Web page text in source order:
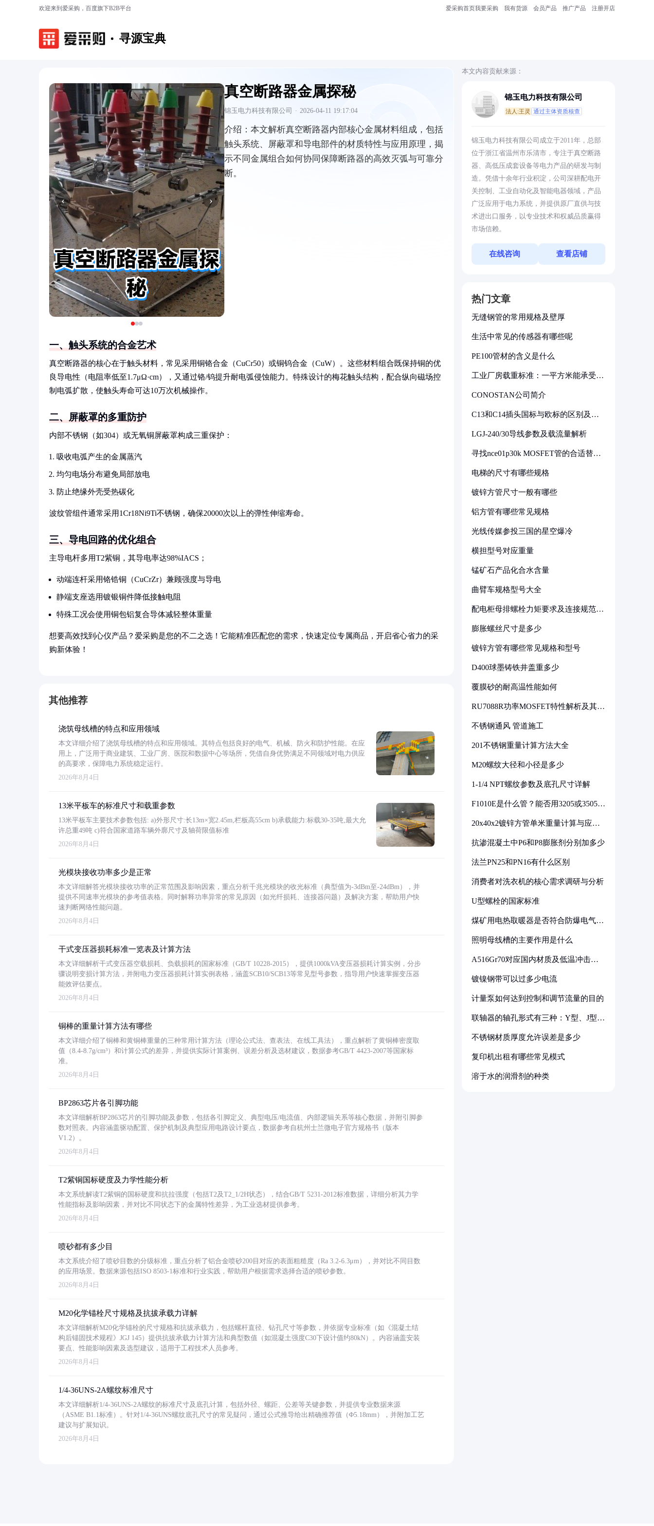
欢迎来到爱采购，百度旗下B2B平台 爱采购首页我要采购 我有货源 会员产品 推广产品 注册开店
寻源宝典
‹ ›
真空断路器金属探秘
锦玉电力科技有限公司 · 2026-04-11 19:17:04
介绍： 本文解析真空断路器内部核心金属材料组成，包括
触头系统、屏蔽罩和导电部件的材质特性与应用原理，揭
示不同金属组合如何协同保障断路器的高效灭弧与可靠分
断。
一、触头系统的合金艺术
真空断路器的核心在于触头材料，常见采用铜铬合金（CuCr50）或铜钨合金（CuW）。这些材料组合既保持铜的优
良导电性（电阻率低至1.7μΩ·cm），又通过铬/钨提升耐电弧侵蚀能力。特殊设计的梅花触头结构，配合纵向磁场控
制电弧扩散，使触头寿命可达10万次机械操作。
二、屏蔽罩的多重防护
内部不锈钢（如304）或无氧铜屏蔽罩构成三重保护：
吸收电弧产生的金属蒸汽
均匀电场分布避免局部放电
防止绝缘外壳受热碳化
波纹管组件通常采用1Cr18Ni9Ti不锈钢，确保20000次以上的弹性伸缩寿命。
三、导电回路的优化组合
主导电杆多用T2紫铜，其导电率达98%IACS；
动端连杆采用铬锆铜（CuCrZr）兼顾强度与导电
静端支座选用镀银铜件降低接触电阻
特殊工况会使用铜包铝复合导体减轻整体重量
想要高效找到心仪产品？爱采购是您的不二之选！它能精准匹配您的需求，快速定位专属商品，开启省心省力的采
购新体验！
其他推荐
浇筑母线槽的特点和应用领域
本文详细介绍了浇筑母线槽的特点和应用领域。其特点包括良好的电气、机械、防火和防护性能。在应
用上，广泛用于商业建筑、工业厂房、医院和数据中心等场所，凭借自身优势满足不同领域对电力供应
的高要求，保障电力系统稳定运行。
2026年8月4日
13米平板车的标准尺寸和载重参数
13米平板车主要技术参数包括: a)外形尺寸:长13m×宽2.45m,栏板高55cm b)承载能力:标载30-35吨,最大允
许总重49吨 c)符合国家道路车辆外廓尺寸及轴荷限值标准
2026年8月4日
光模块接收功率多少是正常
本文详细解答光模块接收功率的正常范围及影响因素，重点分析千兆光模块的收光标准（典型值为-3dBm至-24dBm），并
提供不同速率光模块的参考值表格。同时解释功率异常的常见原因（如光纤损耗、连接器问题）及解决方案，帮助用户快
速判断网络性能问题。
2026年8月4日
干式变压器损耗标准一览表及计算方法
本文详细解析干式变压器空载损耗、负载损耗的国家标准（GB/T 10228-2015），提供1000kVA变压器损耗计算实例，分步
骤说明变损计算方法，并附电力变压器损耗计算实例表格，涵盖SCB10/SCB13等常见型号参数，指导用户快速掌握变压器
能效评估要点。
2026年8月4日
铜棒的重量计算方法有哪些
本文详细介绍了铜棒和黄铜棒重量的三种常用计算方法（理论公式法、查表法、在线工具法），重点解析了黄铜棒密度取
值（8.4-8.7g/cm³）和计算公式的差异，并提供实际计算案例、误差分析及选材建议，数据参考GB/T 4423-2007等国家标
准。
2026年8月4日
BP2863芯片各引脚功能
本文详细解析BP2863芯片的引脚功能及参数，包括各引脚定义、典型电压/电流值、内部逻辑关系等核心数据，并附引脚参
数对照表。内容涵盖驱动配置、保护机制及典型应用电路设计要点，数据参考自杭州士兰微电子官方规格书（版本
V1.2）。
2026年8月4日
T2紫铜国标硬度及力学性能分析
本文系统解读T2紫铜的国标硬度和抗拉强度（包括T2及T2_1/2H状态），结合GB/T 5231-2012标准数据，详细分析其力学
性能指标及影响因素，并对比不同状态下的金属特性差异，为工业选材提供参考。
2026年8月4日
喷砂都有多少目
本文系统介绍了喷砂目数的分级标准，重点分析了铝合金喷砂200目对应的表面粗糙度（Ra 3.2-6.3μm），并对比不同目数
的应用场景。数据来源包括ISO 8503-1标准和行业实践，帮助用户根据需求选择合适的喷砂参数。
2026年8月4日
M20化学锚栓尺寸规格及抗拔承载力详解
本文详细解析M20化学锚栓的尺寸规格和抗拔承载力，包括螺杆直径、钻孔尺寸等参数，并依据专业标准（如《混凝土结
构后锚固技术规程》JGJ 145）提供抗拔承载力计算方法和典型数值（如混凝土强度C30下设计值约80kN）。内容涵盖安装
要点、性能影响因素及选型建议，适用于工程技术人员参考。
2026年8月4日
1/4-36UNS-2A螺纹标准尺寸
本文详细解析1/4-36UNS-2A螺纹的标准尺寸及底孔计算，包括外径、螺距、公差等关键参数，并提供专业数据来源
（ASME B1.1标准）。针对1/4-36UNS螺纹底孔尺寸的常见疑问，通过公式推导给出精确推荐值（Φ5.18mm），并附加工艺
建议与扩展知识。
2026年8月4日
本文内容贡献来源：
锦玉电力科技有限公司
法人:王灵 通过主体资质核查
锦玉电力科技有限公司成立于2011年，总部
位于浙江省温州市乐清市，专注于真空断路
器、高低压成套设备等电力产品的研发与制
造。凭借十余年行业积淀，公司深耕配电开
关控制、工业自动化及智能电器领域，产品
广泛应用于电力系统，并提供原厂直供与技
术进出口服务，以专业技术和权威品质赢得
市场信赖。
在线咨询 查看店铺
热门文章
无缝钢管的常用规格及壁厚
生活中常见的传感器有哪些呢
PE100管材的含义是什么
工业厂房载重标准：一平方米能承受多
CONOSTAN公司简介
C13和C14插头国标与欧标的区别及其
LGJ-240/30导线参数及载流量解析
寻找nce01p30k MOSFET管的合适替代
电梯的尺寸有哪些规格
镀锌方管尺寸一般有哪些
铝方管有哪些常见规格
光线传媒参投三国的星空爆冷
横担型号对应重量
锰矿石产品化合水含量
曲臂车规格型号大全
配电柜母排螺栓力矩要求及连接规范详
膨胀螺丝尺寸是多少
镀锌方管有哪些常见规格和型号
D400球墨铸铁井盖重多少
覆膜砂的耐高温性能如何
RU7088R功率MOSFET特性解析及其在
不锈钢通风 管道施工
201不锈钢重量计算方法大全
M20螺纹大径和小径是多少
1-1/4 NPT螺纹参数及底孔尺寸详解
F1010E是什么管？能否用3205或3505代
20x40x2镀锌方管单米重量计算与应用
抗渗混凝土中P6和P8膨胀剂分别加多少
法兰PN25和PN16有什么区别
消费者对洗衣机的核心需求调研与分析
U型螺栓的国家标准
煤矿用电热取暖器是否符合防爆电气设
照明母线槽的主要作用是什么
A516Gr70对应国内材质及低温冲击要
镀镍钢带可以过多少电流
计量泵如何达到控制和调节流量的目的
联轴器的轴孔形式有三种：Y型、J型、
不锈钢材质厚度允许误差是多少
复印机出租有哪些常见模式
溶于水的润滑剂的种类